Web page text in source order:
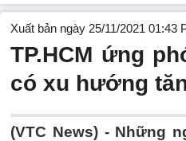
Xuất bản ngày 25/11/2021 01:43
TP.HCM ứng
có xu hướng
(VTC News) - Những